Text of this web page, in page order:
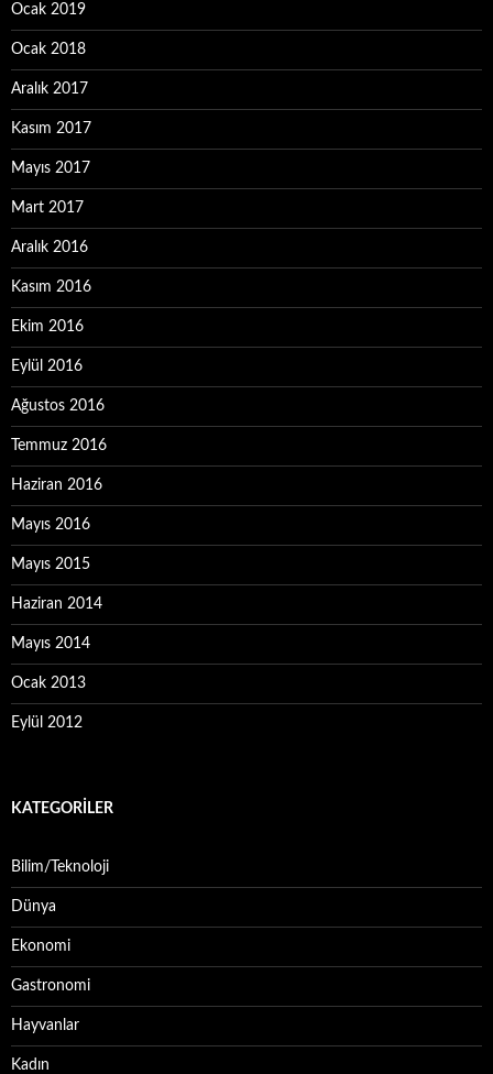
Ocak 2019
Ocak 2018
Aralık 2017
Kasım 2017
Mayıs 2017
Mart 2017
Aralık 2016
Kasım 2016
Ekim 2016
Eylül 2016
Ağustos 2016
Temmuz 2016
Haziran 2016
Mayıs 2016
Mayıs 2015
Haziran 2014
Mayıs 2014
Ocak 2013
Eylül 2012
KATEGORILER
Bilim/Teknoloji
Dünya
Ekonomi
Gastronomi
Hayvanlar
Kadın